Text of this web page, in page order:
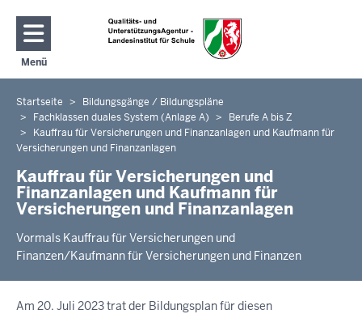
Direkt zum Inhalt
Menü
Navigation aktivieren/deaktivieren: Hauptmenü
Sie
befinden
sich
Startseite
Bildungsgänge / Bildungspläne
Fachklassen duales System (Anlage A)
Berufe A bis Z
Kauffrau für Versicherungen und Finanzanlagen und Kaufmann für
Versicherungen und Finanzanlagen
Kauffrau für Versicherungen und
Finanzanlagen und Kaufmann für
Versicherungen und Finanzanlagen
Vormals Kauffrau für Versicherungen und
Finanzen/Kaufmann für Versicherungen und Finanzen
Am 20. Juli 2023 trat der Bildungsplan für diesen